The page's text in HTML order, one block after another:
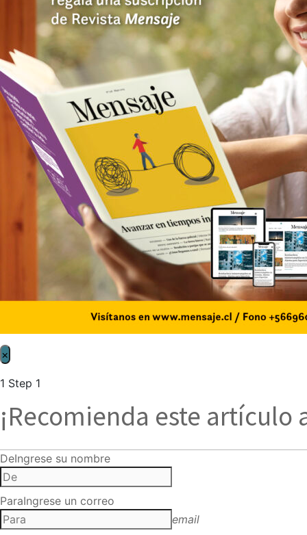
×
1 Step 1
¡Recomienda este artículo
DeIngrese su nombre
ParaIngrese un correo
email